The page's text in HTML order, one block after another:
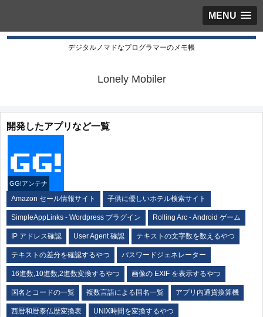
MENU
デジタルノマドなプログラマーのメモ帳
Lonely Mobiler
開発したアプリなど一覧
GG!アンテナ
Amazon セール情報サイト 子供に優しいホテル検索サイト
SimpleAppLinks - Wordpress プラグイン Rolling Arc - Android ゲーム
IP アドレス確認 User Agent 確認 テキストの文字数を数えるやつ
テキストの差分を確認するやつ パスワードジェネレーター
16進数,10進数,2進数変換するやつ 画像の EXIF を表示するやつ
国名とコードの一覧 複数言語による国名一覧 アプリ内通貨換算機
西暦和暦泰仏歴変換表 UNIX時間を変換するやつ